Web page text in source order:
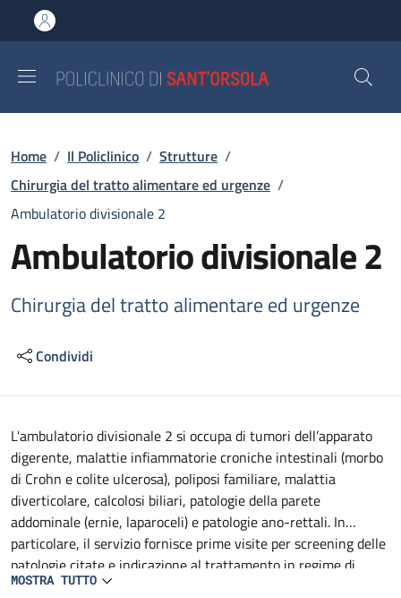
al contenuto principale
to footer content
Briciole di pane
Home / Il Policlinico / Strutture /
Chirurgia del tratto alimentare ed urgenze /
Ambulatorio divisionale 2
Ambulatorio divisionale 2
Chirurgia del tratto alimentare ed urgenze
Condividi
Descrizione
L'ambulatorio divisionale 2 si occupa di tumori dell’apparato
digerente, malattie infiammatorie croniche intestinali (morbo
di Crohn e colite ulcerosa), poliposi familiare, malattia
diverticolare, calcolosi biliari, patologie della parete
addominale (ernie, laparoceli) e patologie ano-rettali. In
particolare, il servizio fornisce prime visite per screening delle
patologie citate e indicazione al trattamento in regime di
ricovero, Day Surgery, amulatoriale ed inserimento nelle
MOSTRA TUTTO